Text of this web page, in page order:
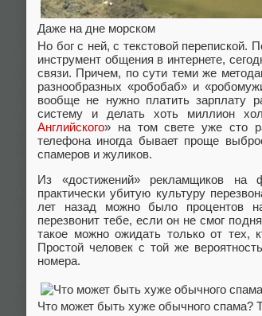
Даже на дне морском
Но бог с ней, с текстовой перепиской.
инструмент общения в интернете,
связи. Причем, по сути теми же
разнообразных «робобаб» и
вообще не нужно платить зарплату
систему и делать хоть миллион
Английского» на том свете уже сто
телефона иногда бывает проще
спамеров и жуликов.
Из «достижений» рекламщиков на
практически убитую культуру
лет назад можно было процентов
перезвонит тебе, если он не смог
такое можно ожидать только от тех,
Простой человек с той же
номера.
Что может быть хуже обычного спама?